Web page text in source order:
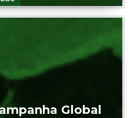
Global